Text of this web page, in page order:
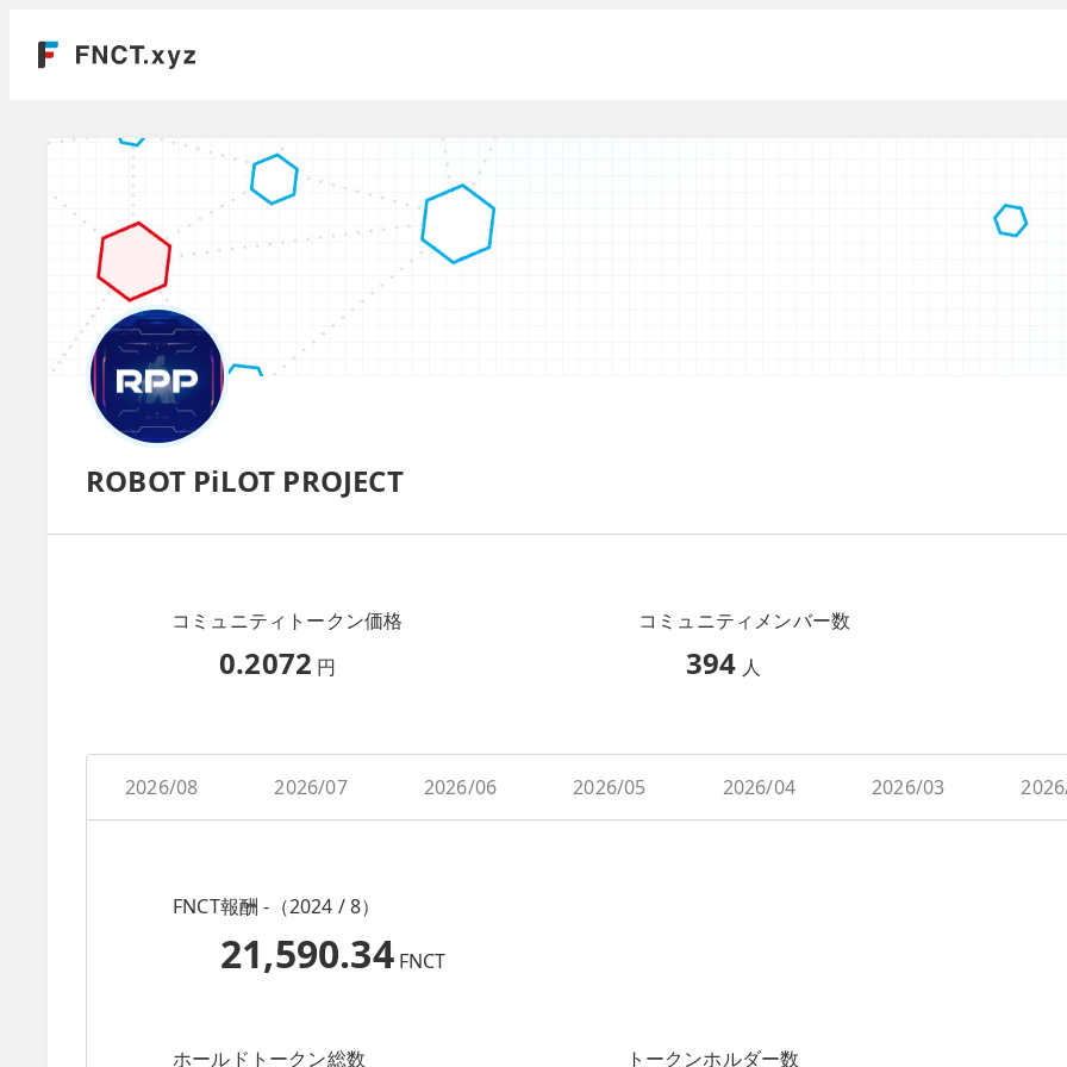
ROBOT PiLOT PROJECT
コミュニティトークン価格
0.2072 円
コミュニティメンバー数
394 人
2026/08 2026/07 2026/06 2026/05 2026/04 2026/03
FNCT報酬 -（2024 / 8）
21,590.34 FNCT
ホールドトークン総数 トークンホルダー数